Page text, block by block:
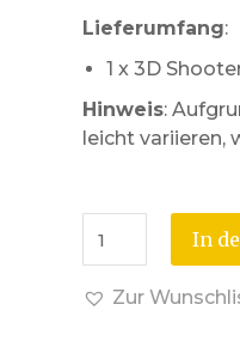
Lieferumfang:
1 x 3D
Hinweis:
leicht variieren,
In
Zur